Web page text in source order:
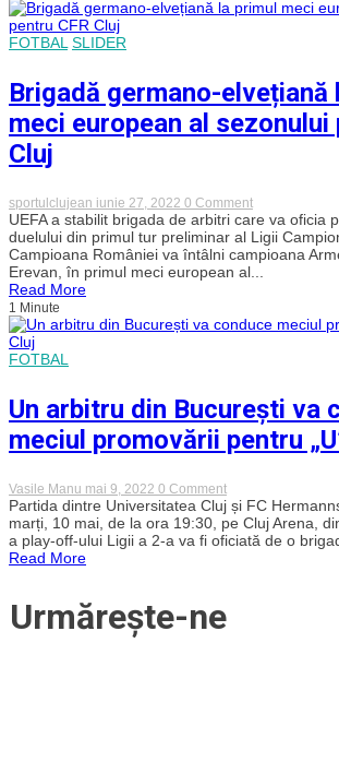
fi
CFR
Cluj
–
Shakhtyor
FOTBAL SLIDER
Brigadă germano-elvețiană
meci european al sezonului
Cluj
sportulclujean iunie 27, 2022 0 Commenton
Brigadă
germano-
elvețiană
la
primul
al
UEFA a stabilit brigada de arbitri care va oficia
duelului din primul tur preliminar al Ligii
Campioana României va întâlni campioana
Erevan, în primul meci european al...
Read More
1 Minute
FOTBAL
Un arbitru din București va
meciul promovării pentru
Vasile Manu mai 9, 2022 0 Commenton
Un
arbitru
din
București
pentru
Partida dintre Universitatea Cluj și FC
marți, 10 mai, de la ora 19:30, pe Cluj Arena,
a play-off-ului Ligii a 2-a va fi oficiată de o
Read More
Urmărește-ne